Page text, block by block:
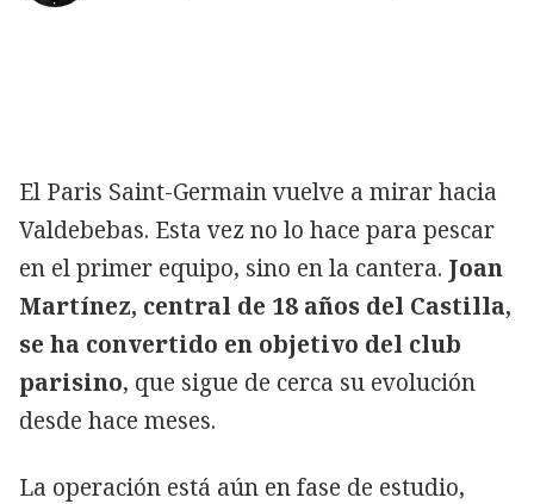
El Paris Saint-Germain vuelve a mirar hacia
Valdebebas. Esta vez no lo hace para pescar
en el primer equipo, sino en la cantera. Joan
Martínez, central de 18 años del Castilla,
se ha convertido en objetivo del club
parisino, que sigue de cerca su evolución
desde hace meses.
La operación está aún en fase de estudio,